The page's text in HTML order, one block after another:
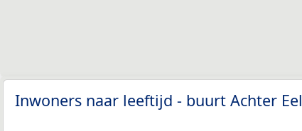
Inwoners naar leeftijd - buurt Achter Eel